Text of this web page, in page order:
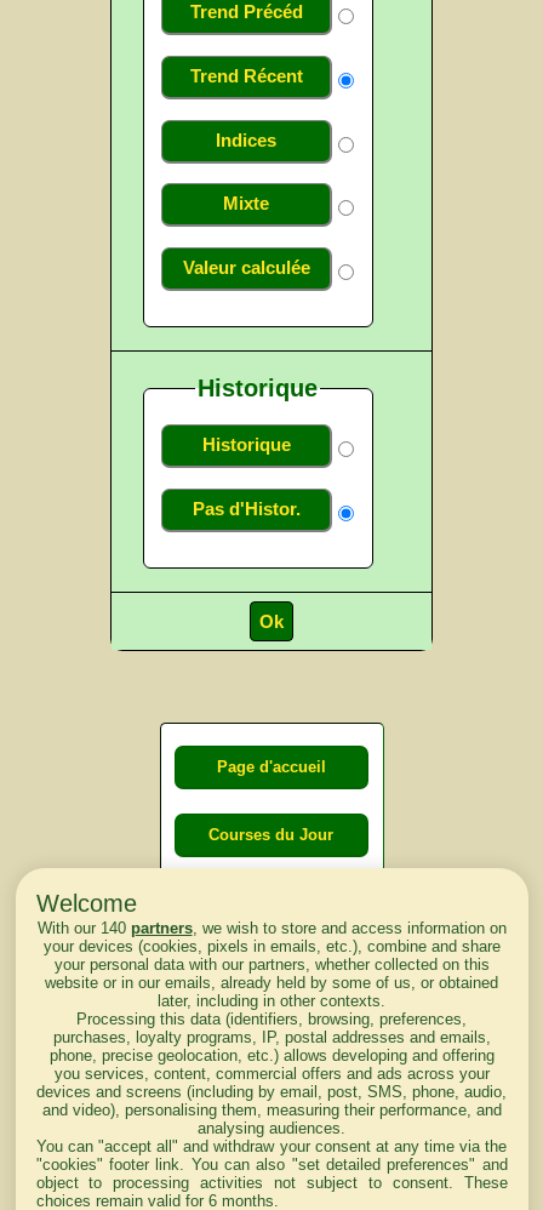
Trend Précéd
Trend Récent
Indices
Mixte
Valeur calculée
Historique
Historique
Pas d'Histor.
Page d'accueil
Courses du Jour
lendemain
Courses
d'aujourd'hui
Haut de Page
Welcome
With our 140 partners, we wish to store and access information on
your devices (cookies, pixels in emails, etc.), combine and share
your personal data with our partners, whether collected on this
website or in our emails, already held by some of us, or obtained
later, including in other contexts.
Processing this data (identifiers, browsing, preferences,
purchases, loyalty programs, IP, postal addresses and emails,
phone, precise geolocation, etc.) allows developing and offering
you services, content, commercial offers and ads across your
devices and screens (including by email, post, SMS, phone, audio,
and video), personalising them, measuring their performance, and
analysing audiences.
You can "accept all" and withdraw your consent at any time via the
"cookies" footer link . You can also "set detailed preferences" and
object to processing activities not subject to consent. These
choices remain valid for 6 months.